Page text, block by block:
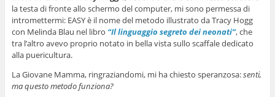
la testa di fronte allo schermo del computer, mi sono permessa di
intromettermi: EASY è il nome del metodo illustrato da Tracy Hogg
con Melinda Blau nel libro “Il linguaggio segreto dei neonati”, che
tra l’altro avevo proprio notato in bella vista sullo scaffale dedicato
alla puericultura.
La Giovane Mamma, ringraziandomi, mi ha chiesto speranzosa:senti,
ma questo metodo funziona?